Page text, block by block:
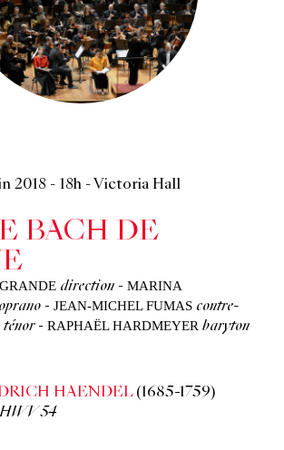
©
2018 - 18h - Victoria Hall
BACH DE
direction - MARINA
- JEAN-MICHEL FUMAS contre-
ténor - RAPHAËL HARDMEYER baryton
HAENDEL (1685-1759)
54